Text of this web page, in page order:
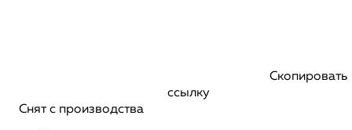
Скопировать
ссылку
Снят с производства